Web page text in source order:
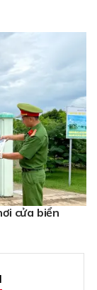
cửa biển